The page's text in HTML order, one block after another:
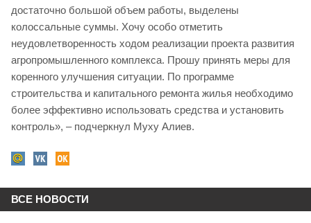
достаточно большой объем работы, выделены
колоссальные суммы. Хочу особо отметить
неудовлетворенность ходом реализации проекта развития
агропромышленного комплекса. Прошу принять меры для
коренного улучшения ситуации. По программе
строительства и капитального ремонта жилья необходимо
более эффективно использовать средства и установить
контроль», – подчеркнул Муху Алиев.
ВСЕ НОВОСТИ